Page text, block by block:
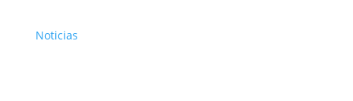
Noticias